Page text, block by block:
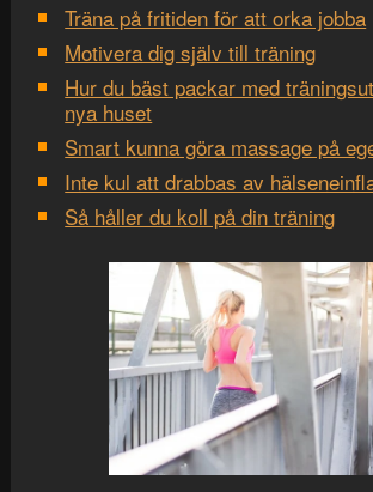
Träna på fritiden för att orka jobba
Motivera dig själv till träning
Hur du bäst packar med
nya huset
Smart kunna göra massage på
Inte kul att drabbas av
Så håller du koll på din träning